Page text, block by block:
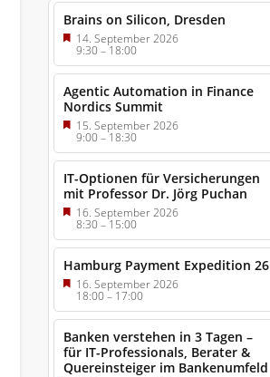
Brains on Silicon, Dresden
14. September 2026
9:30–18:00
Agentic Automation in Finance
Nordics Summit
15. September 2026
9:00–18:30
IT-Optionen für Versicherungen
mit Professor Dr. Jörg Puchan
16. September 2026
8:30–15:00
Hamburg Payment Expedition 26
16. September 2026
18:00– 17:00
Banken verstehen in 3 Tagen –
für IT-Professionals, Berater &
Quereinsteiger im Bankenumfeld